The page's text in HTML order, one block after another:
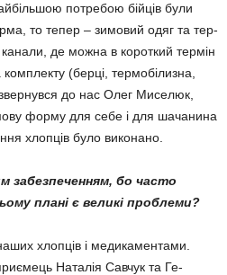
потребою бійців були
то тепер – зимовий одяг та тер­
де можна в короткий термін
(берці, термобілизна,
до нас Олег Миселюк,
форму для себе і для шачанина
хлопців було виконано.
забезпеченням, бо часто
плані є великі проблеми?
хлопців і медикаментами.
Наталія Савчук та Ге­